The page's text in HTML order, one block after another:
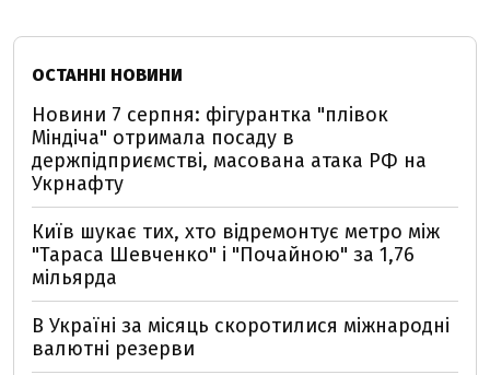
ОСТАННІ НОВИНИ
Новини 7 серпня: фігурантка "плівок
Міндіча" отримала посаду в
держпідприємстві, масована атака РФ на
Укрнафту
Київ шукає тих, хто відремонтує метро між
"Тараса Шевченко" і "Почайною" за 1,76
мільярда
В Україні за місяць скоротилися міжнародні
валютні резерви